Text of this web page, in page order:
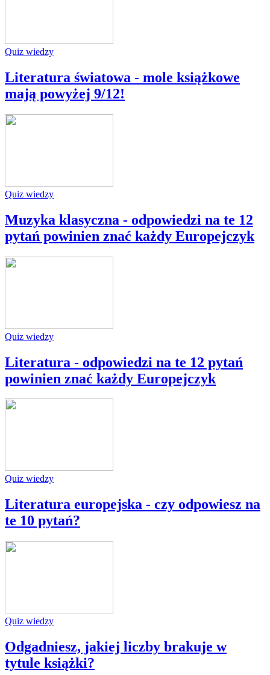
Quiz wiedzy
Literatura światowa - mole książkowe
mają powyżej 9/12!
Quiz wiedzy
Muzyka klasyczna - odpowiedzi na te 12
pytań powinien znać każdy Europejczyk
Quiz wiedzy
Literatura - odpowiedzi na te 12 pytań
powinien znać każdy Europejczyk
Quiz wiedzy
Literatura europejska - czy odpowiesz na
te 10 pytań?
Quiz wiedzy
Odgadniesz, jakiej liczby brakuje w
tytule książki?